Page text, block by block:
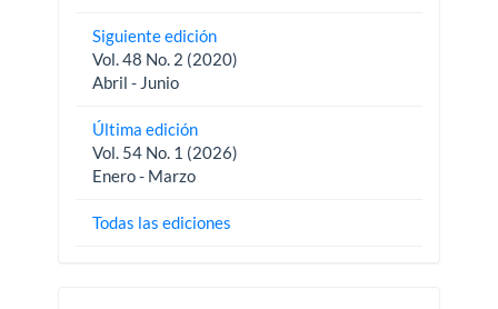
Siguiente edición
Vol. 48 No. 2 (2020)
Abril - Junio
Última edición
Vol. 54 No. 1 (2026)
Enero - Marzo
Todas las ediciones